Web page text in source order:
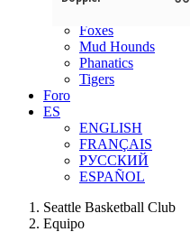
Foxes
Mud Hounds
Phanatics
Tigers
Foro
ES
ENGLISH
FRANÇAIS
РУССКИЙ
ESPAÑOL
Seattle Basketball Club
Equipo